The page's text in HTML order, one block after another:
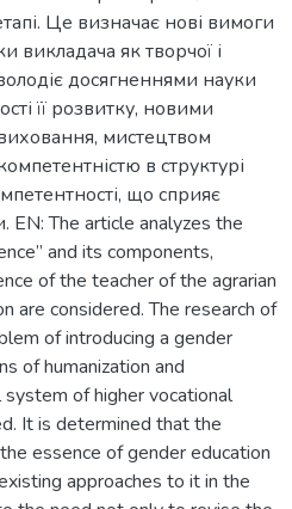
Це визначає нові вимоги
викладача як творчої і
досягненнями науки
її розвитку, новими
мистецтвом
в структурі
що сприяє
EN: The article analyzes the
and its components,
of the teacher of the agrarian
are considered. The research of
of introducing a gender
of humanization and
of higher vocational
It is determined that the
essence of gender education
approaches to it in the